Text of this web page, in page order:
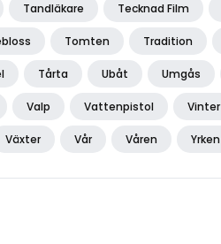
Tandläkare Tecknad Film
Tomten Tradition
Tårta Ubåt Umgås
Valp Vattenpistol Vinter
Växter Vår Våren Yrken